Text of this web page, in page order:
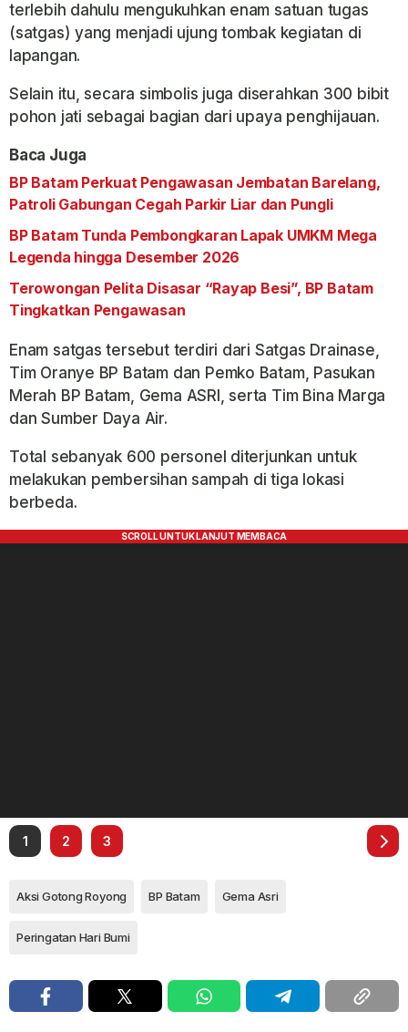
terlebih dahulu mengukuhkan enam satuan tugas
(satgas) yang menjadi ujung tombak kegiatan di
lapangan.
Selain itu, secara simbolis juga diserahkan 300 bibit
pohon jati sebagai bagian dari upaya penghijauan.
Baca Juga
BP Batam Perkuat Pengawasan Jembatan Barelang,
Patroli Gabungan Cegah Parkir Liar dan Pungli
BP Batam Tunda Pembongkaran Lapak UMKM Mega
Legenda hingga Desember 2026
Terowongan Pelita Disasar “Rayap Besi”, BP Batam
Tingkatkan Pengawasan
Enam satgas tersebut terdiri dari Satgas Drainase,
Tim Oranye BP Batam dan Pemko Batam, Pasukan
Merah BP Batam, Gema ASRI, serta Tim Bina Marga
dan Sumber Daya Air.
Total sebanyak 600 personel diterjunkan untuk
melakukan pembersihan sampah di tiga lokasi
berbeda.
1 2 3
Aksi Gotong Royong BP Batam Gema Asri
Peringatan Hari Bumi